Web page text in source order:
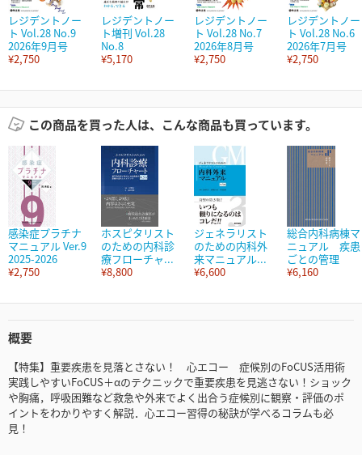
レジデントノー
ト Vol.28 No.9
2026年9月号
¥2,750
レジデントノー
ト増刊 Vol.28
No.8
¥5,170
レジデントノー
ト Vol.28 No.7
2026年8月号
¥2,750
レジデントノー
ト Vol.28 No.6
2026年7月号
¥2,750
この商品を買った人は、こんな商品も買っています。
感染症プラチナ
マニュアル Ver.9
2025-2026
¥2,750
ホスピタリスト
のための内科診
療フローチャ...
¥8,800
ジェネラリスト
のための内科外
来マニュアル...
¥6,600
総合内科病棟マ
ニュアル 疾患
ごとの管理
¥6,160
概要
【特集】重要疾患を見落とさない！ 心エコー 症候別のFoCUS活用術
実践しやすいFoCUS＋αのテクニックで重要疾患を見逃さない！ショック
や胸痛，呼吸困難など救急や外来でよく出合う症候別に観察・評価のポ
イントをわかりやすく解説．心エコー習得の秘訣が学べるコラムも必
見！